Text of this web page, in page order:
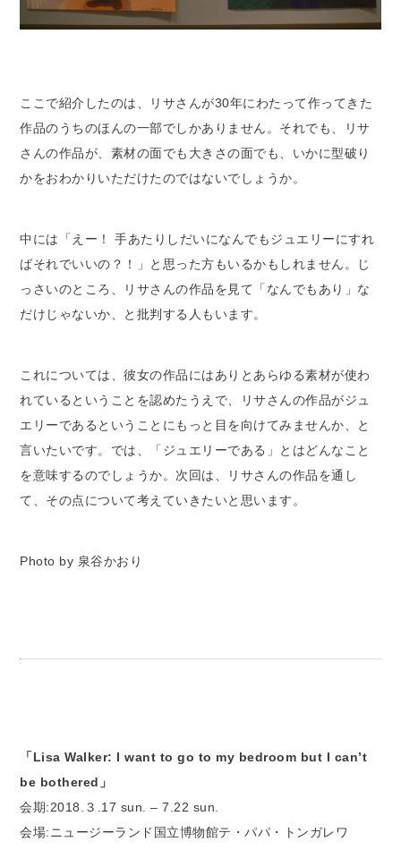
ここで紹介したのは、リサさんが30年にわたって作ってきた
作品のうちのほんの一部でしかありません。それでも、リサ
さんの作品が、素材の面でも大きさの面でも、いかに型破り
かをおわかりいただけたのではないでしょうか。
中には「えー！ 手あたりしだいになんでもジュエリーにすれ
ばそれでいいの？！」と思った方もいるかもしれません。じ
っさいのところ、リサさんの作品を見て「なんでもあり」な
だけじゃないか、と批判する人もいます。
これについては、彼女の作品にはありとあらゆる素材が使わ
れているということを認めたうえで、リサさんの作品がジュ
エリーであるということにもっと目を向けてみませんか、と
言いたいです。では、「ジュエリーである」とはどんなこと
を意味するのでしょうか。次回は、リサさんの作品を通し
て、その点について考えていきたいと思います。
Photo by 泉谷かおり
「Lisa Walker: I want to go to my bedroom but I can’t
be bothered」
会期:2018.３.17 sun. – 7.22 sun.
会場:ニュージーランド国立博物館テ・パパ・トンガレワ